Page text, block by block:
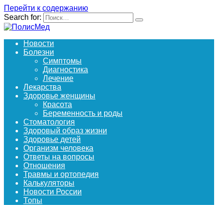
Перейти к содержанию
Search for:
Новости
Болезни
Симптомы
Диагностика
Лечение
Лекарства
Здоровье женщины
Красота
Беременность и роды
Стоматология
Здоровый образ жизни
Здоровье детей
Организм человека
Ответы на вопросы
Отношения
Травмы и ортопедия
Калькуляторы
Новости России
Топы